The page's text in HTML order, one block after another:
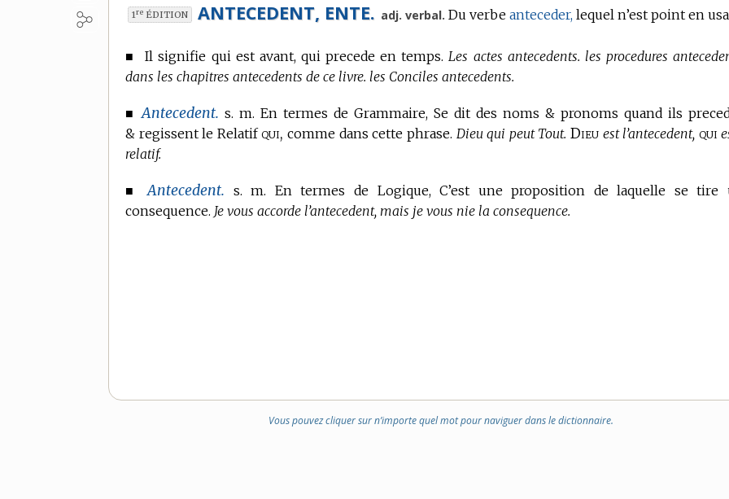
1re ÉDITION ANTECEDENT, ENTE. adj. verbal. Du verbe anteceder,lequel n’est point en
■Il signifie qui est avant, qui precede en temps. Les actes antecedents. les procedures
dans les chapitres antecedents de ce livre. les Conciles antecedents.
■Antecedent. s. m. Entermes de Grammaire, Se dit des noms & pronoms quand ils
& regissent le Relatifqui, comme dans cette phrase. Dieu qui peut Tout. Dieu est l’antecedent, qui
relatif.
■Antecedent. s. m. Entermes de Logique, C’est une proposition de laquelle se tire
consequence. Je vous accorde l’antecedent, mais je vous nie la consequence.
Vous pouvez cliquer sur n’importe quel mot pour naviguer dans le dictionnaire.